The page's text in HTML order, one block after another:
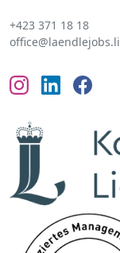
+423 371 18 18
office@laendlejobs.li